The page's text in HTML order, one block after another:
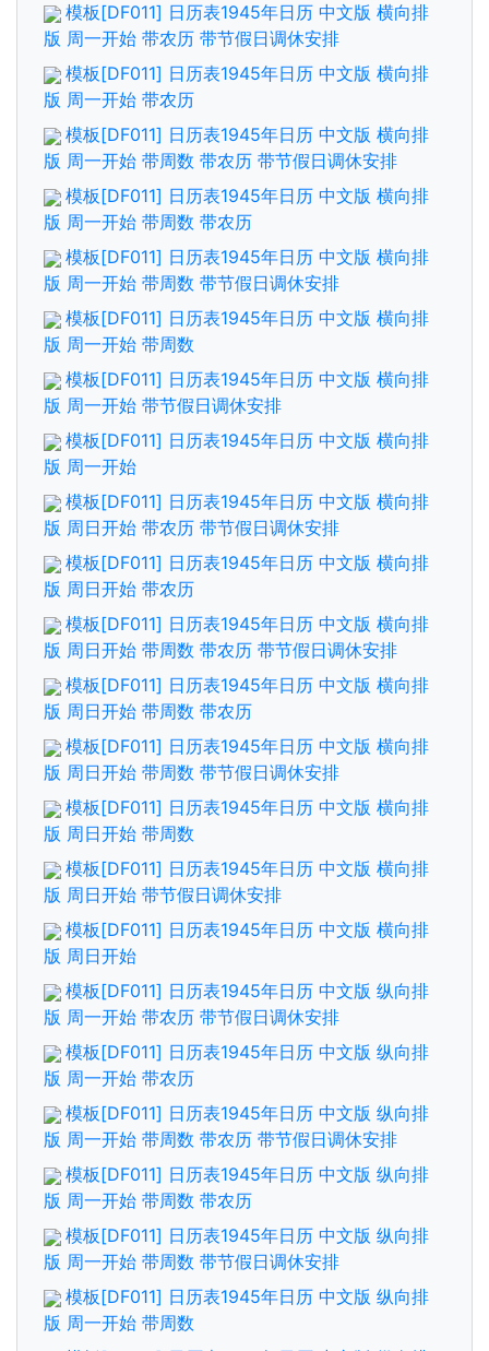
模板[DF011] 日历表1945年日历 中文版 横向排
版 周一开始 带农历 带节假日调休安排
模板[DF011] 日历表1945年日历 中文版 横向排
版 周一开始 带农历
模板[DF011] 日历表1945年日历 中文版 横向排
版 周一开始 带周数 带农历 带节假日调休安排
模板[DF011] 日历表1945年日历 中文版 横向排
版 周一开始 带周数 带农历
模板[DF011] 日历表1945年日历 中文版 横向排
版 周一开始 带周数 带节假日调休安排
模板[DF011] 日历表1945年日历 中文版 横向排
版 周一开始 带周数
模板[DF011] 日历表1945年日历 中文版 横向排
版 周一开始 带节假日调休安排
模板[DF011] 日历表1945年日历 中文版 横向排
版 周一开始
模板[DF011] 日历表1945年日历 中文版 横向排
版 周日开始 带农历 带节假日调休安排
模板[DF011] 日历表1945年日历 中文版 横向排
版 周日开始 带农历
模板[DF011] 日历表1945年日历 中文版 横向排
版 周日开始 带周数 带农历 带节假日调休安排
模板[DF011] 日历表1945年日历 中文版 横向排
版 周日开始 带周数 带农历
模板[DF011] 日历表1945年日历 中文版 横向排
版 周日开始 带周数 带节假日调休安排
模板[DF011] 日历表1945年日历 中文版 横向排
版 周日开始 带周数
模板[DF011] 日历表1945年日历 中文版 横向排
版 周日开始 带节假日调休安排
模板[DF011] 日历表1945年日历 中文版 横向排
版 周日开始
模板[DF011] 日历表1945年日历 中文版 纵向排
版 周一开始 带农历 带节假日调休安排
模板[DF011] 日历表1945年日历 中文版 纵向排
版 周一开始 带农历
模板[DF011] 日历表1945年日历 中文版 纵向排
版 周一开始 带周数 带农历 带节假日调休安排
模板[DF011] 日历表1945年日历 中文版 纵向排
版 周一开始 带周数 带农历
模板[DF011] 日历表1945年日历 中文版 纵向排
版 周一开始 带周数 带节假日调休安排
模板[DF011] 日历表1945年日历 中文版 纵向排
版 周一开始 带周数